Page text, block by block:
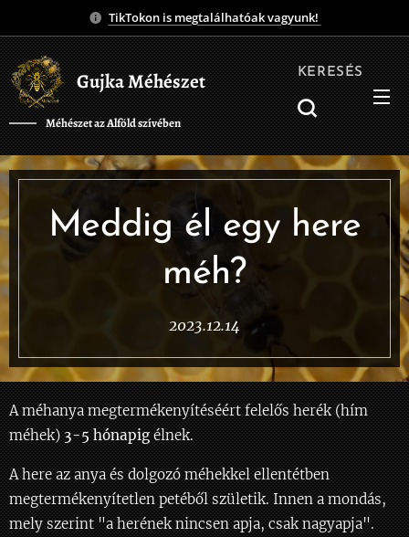
TikTokon is megtalálhatóak vagyunk!
Gujka Méhészet
Méhészet az Alföld szívében❤️
KERESÉS
Meddig él egy here
méh?
2023.12.14
A méhanya megtermékenyítéséért felelős herék (hím
méhek)3-5 hónapigélnek.
A here az anya és dolgozó méhekkel ellentétben
megtermékenyítetlen petéből születik. Innen a mondás,
mely szerint "a herének nincsen apja, csak nagyapja".